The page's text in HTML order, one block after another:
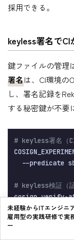
採用できる。
keyless署名で
鍵ファイルの管理
署名は、CI環境の
し、署名記録を
する秘密鍵が不要
# keyless署名（
--predicate
# keyless検証（証
cosign verify-
--
未経験からITエンジ
雇用型の実践研修で実
ー